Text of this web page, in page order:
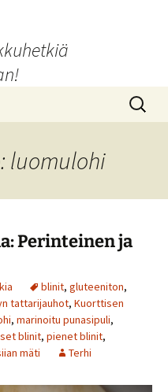
Haku:
luomulohi
Perinteinen ja
blinit, gluteeniton,
tattarijauhot, Kuorttisen
, marinoitu punasipuli,
blinit, pienet blinit,
mäti Terhi